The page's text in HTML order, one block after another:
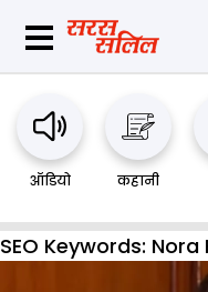
ऑडियो कहानी
SEO Keywords: Nora